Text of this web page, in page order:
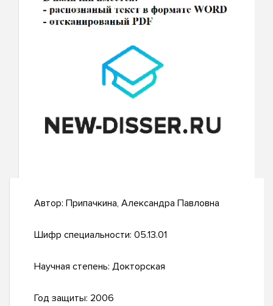
Автор: Припачкина, Александра Павловна
Шифр специальности: 05.13.01
Научная степень: Докторская
Год защиты: 2006